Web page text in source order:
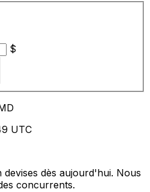
$
UTC
dès aujourd'hui. Nous
concurrents.